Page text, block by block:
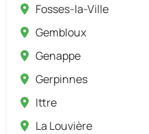
Fosses-la-Ville
Gembloux
Genappe
Gerpinnes
Ittre
La Louvière